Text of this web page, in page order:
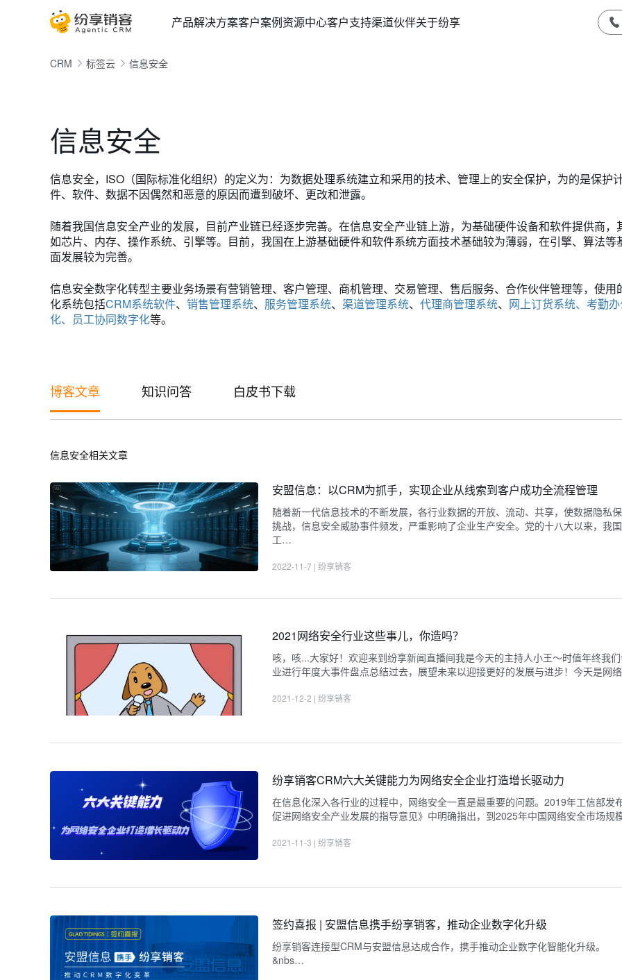
产品解决方案客户案例资源中心客户支持渠道伙伴关于纷享
CRM 标签云 信息安全
信息安全
信息安全，ISO（国际标准化组织）的定义为：为数据处理系统建立和采用的技术、管理上的安全保护，为的是保护
件、软件、数据不因偶然和恶意的原因而遭到破坏、更改和泄露。
随着我国信息安全产业的发展，目前产业链已经逐步完善。在信息安全产业链上游，为基础硬件设备和软件提供商，
如芯片、内存、操作系统、引擎等。目前，我国在上游基础硬件和软件系统方面技术基础较为薄弱，在引擎、算法等
面发展较为完善。
信息安全数字化转型主要业务场景有营销管理、客户管理、商机管理、交易管理、售后服务、合作伙伴管理等，使用
化系统包括CRM系统软件、 销售管理系统、 服务管理系统、 渠道管理系统、 代理商管理系统、 网上订货系统、考勤
化、 员工协同数字化等。
博客文章 知识问答 白皮书下载
信息安全相关文章
安盟信息：以CRM为抓手，实现企业从线索到客户成功全流程管理
随着新一代信息技术的不断发展，各行业数据的开放、流动、共享，使数据隐私
挑战，信息安全威胁事件频发，严重影响了企业生产安全。党的十八大以来，我
工…
2022-11-7 | 纷享销客
2021网络安全行业这些事儿，你造吗？
咳，咳...大家好！欢迎来到纷享新闻直播间我是今天的主持人小王～时值年终我
业进行年度大事件盘点总结过去，展望未来以迎接更好的发展与进步！今天是网
2021-12-2 | 纷享销客
纷享销客CRM六大关键能力为网络安全企业打造增长驱动力
在信息化深入各行业的过程中，网络安全一直是最重要的问题。2019年工信部发
促进网络安全产业发展的指导意见》中明确指出，到2025年中国网络安全市场规
2021-11-3 | 纷享销客
签约喜报 | 安盟信息携手纷享销客，推动企业数字化升级
纷享销客连接型CRM与安盟信息达成合作，携手推动企业数字化智能化升
&nbs…